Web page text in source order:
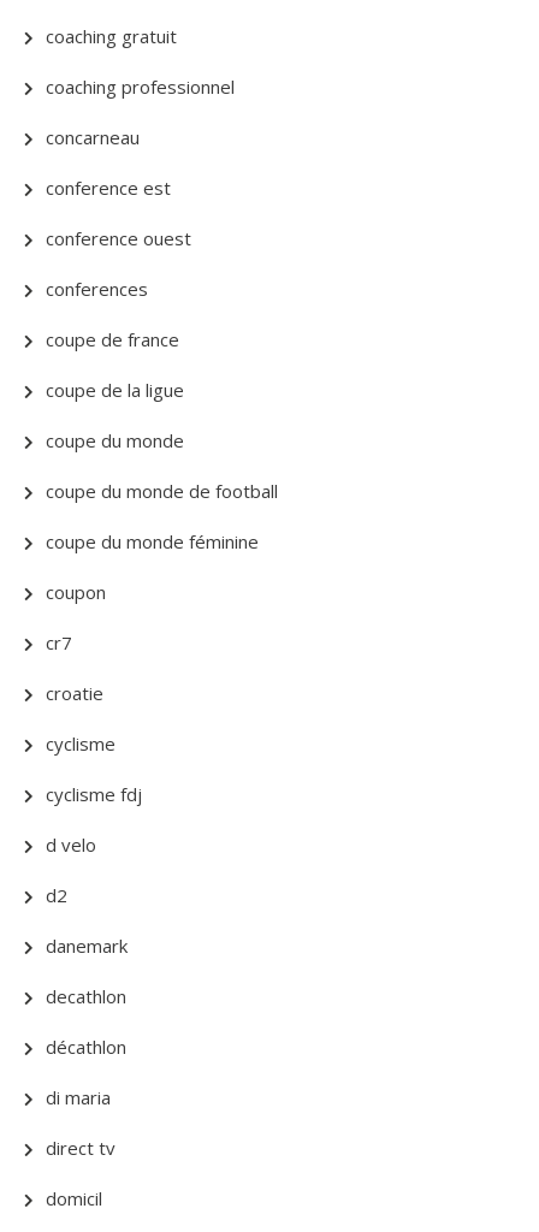
coaching gratuit
coaching professionnel
concarneau
conference est
conference ouest
conferences
coupe de france
coupe de la ligue
coupe du monde
coupe du monde de football
coupe du monde féminine
coupon
cr7
croatie
cyclisme
cyclisme fdj
d velo
d2
danemark
decathlon
décathlon
di maria
direct tv
domicil